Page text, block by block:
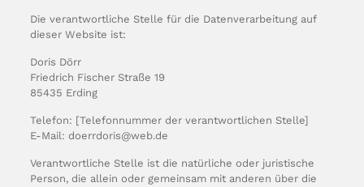
Die verantwortliche Stelle für die Datenverarbeitung auf
dieser Website ist:
Doris Dörr
Friedrich Fischer Straße 19
85435 Erding
Telefon: [Telefonnummer der verantwortlichen Stelle]
E-Mail: doerrdoris@web.de
Verantwortliche Stelle ist die natürliche oder juristische
Person, die allein oder gemeinsam mit anderen über die